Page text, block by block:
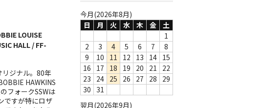
LOUISE
HALL / FF-
ジナル。80年
HAWKINS
フォークSSWは
ですが特にロザ
今月(2026年8月)
日
月 火 水 木 金
土
1
2
3 4 5 6 7
8
9
10 11 12 13 14 15
16
17 18 19 20 21
22
23
24 25 26 27 28
29
30
31
翌月(2026年9月)